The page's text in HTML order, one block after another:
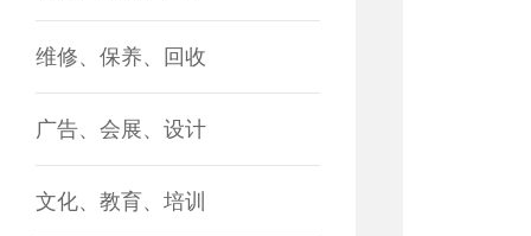
维修、保养、回收
广告、会展、设计
文化、教育、培训